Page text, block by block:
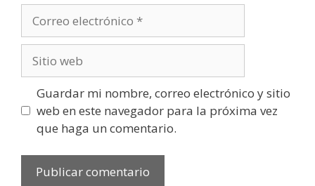
electrónico
web
Guardar mi nombre, correo electrónico y sitio
web en este navegador para la próxima vez
que haga un comentario.